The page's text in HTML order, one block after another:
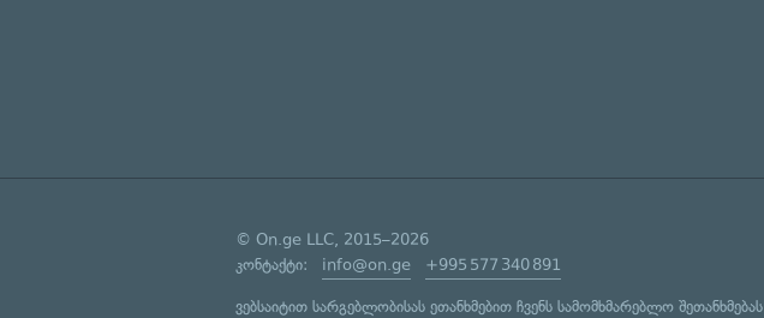
© On.ge LLC, 2015–2026
კონტაქტი: info@on.ge +995 577 340 891
ვებსაიტით სარგებლობისას ეთანხმებით ჩვენს სამომხმარებლო შეთანხმებას